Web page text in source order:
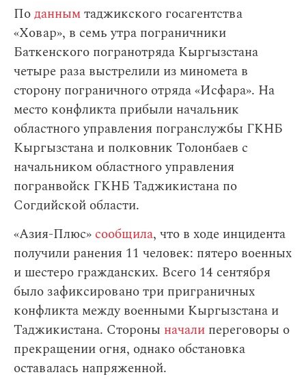
Поданнымтаджикского госагентства
«Ховар», в семь утра пограничники
Баткенского погранотряда Кыргызстана
четыре раза выстрелили из миномета в
сторону пограничного отряда «Исфара». На
место конфликта прибыли начальник
областного управления погранслужбы ГКНБ
Кыргызстана и полковник Толонбаев с
начальником областного управления
погранвойск ГКНБ Таджикистана по
Согдийской области.
«Азия-Плюс» сообщила, что в ходе инцидента
получили ранения 11 человек: пятеро военных
и шестеро гражданских. Всего 14 сентября
было зафиксировано три приграничных
конфликта между военными Кыргызстана и
Таджикистана. Стороны начали переговоры о
прекращении огня, однако обстановка
оставалась напряженной.